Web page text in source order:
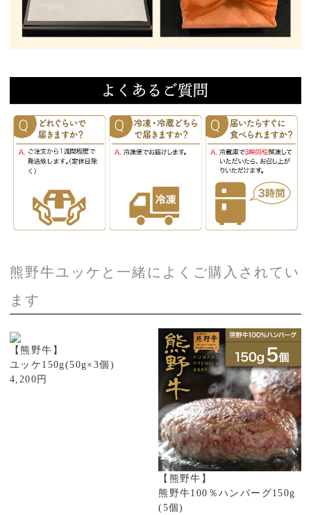
熊野牛ユッケと一緒によくご購入されてい
ます
【熊野牛】
ユッケ150g(50g×3個)
4,200円
【熊野牛】
熊野牛100％ハンバーグ150g
(5個)